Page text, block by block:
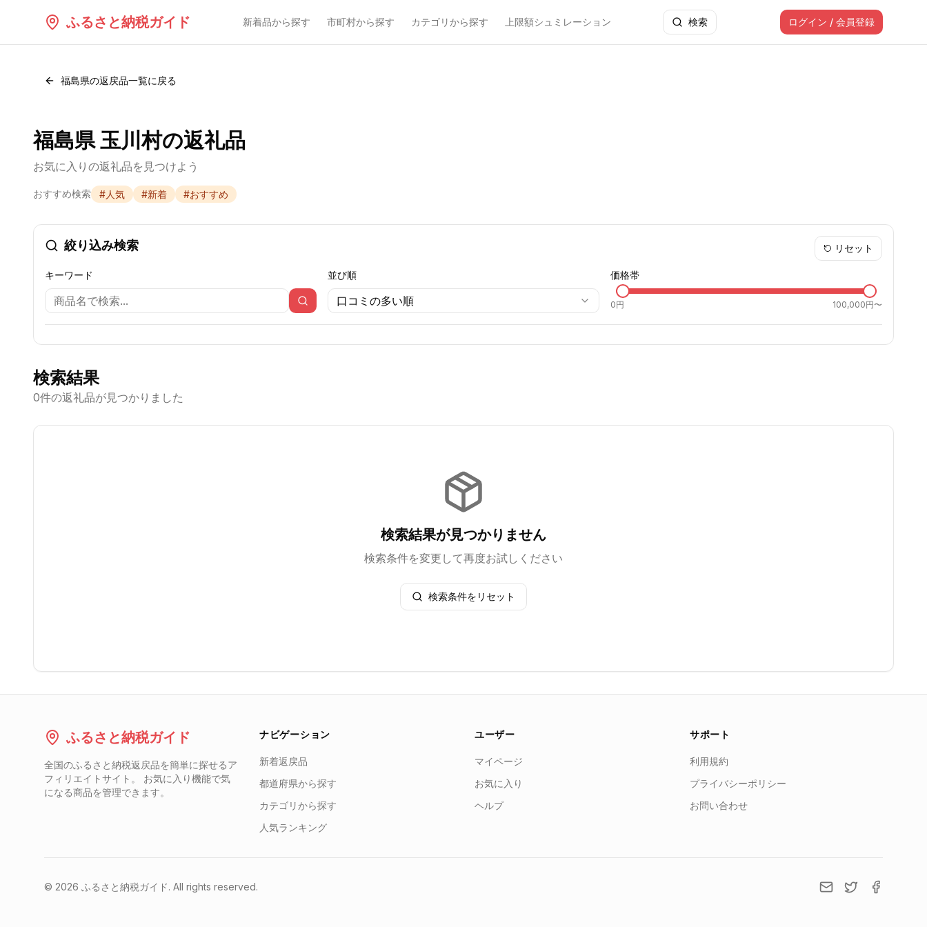
ふるさと納税ガイド 新着品から探す 市町村から探す カテゴリから探す 上限額シュミレーション 検索 ログイン / 会員登録
福島県の返戻品一覧に戻る
福島県 玉川村の返礼品
お気に入りの返礼品を見つけよう
おすすめ検索 #人気 #新着 #おすすめ
絞り込み検索
キーワード 並び順
口コミの多い順
価格帯
0円 100,000円〜
リセット
検索結果
0件の返礼品が見つかりました
検索結果が見つかりません
検索条件を変更して再度お試しください
検索条件をリセット
ふるさと納税ガイド
全国のふるさと納税返戻品を簡単に探せるア
フィリエイトサイト。 お気に入り機能で気
になる商品を管理できます。
ナビゲーション
新着返戻品
都道府県から探す
カテゴリから探す
人気ランキング
ユーザー
マイページ
お気に入り
ヘルプ
サポート
利用規約
プライバシーポリシー
お問い合わせ
© 2026 ふるさと納税ガイド. All rights reserved.